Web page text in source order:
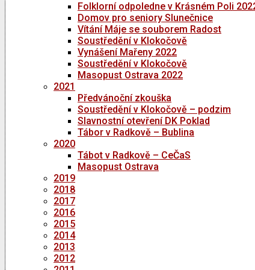
Folklorní odpoledne v Krásném Poli
Domov pro seniory Slunečnice
Vítání Máje se souborem Radost
Soustředění v Klokočově
Vynášení Mařeny 2022
Soustředění v Klokočově
Masopust Ostrava 2022
2021
Předvánoční zkouška
Soustředění v Klokočově – podzim
Slavnostní otevření DK Poklad
Tábor v Radkově – Bublina
2020
Tábot v Radkově – CeČaS
Masopust Ostrava
2019
2018
2017
2016
2015
2014
2013
2012